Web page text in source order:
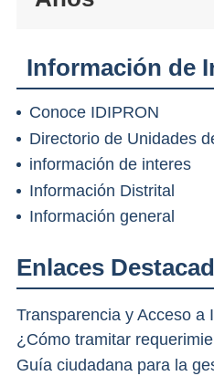
Información de
Conoce IDIPRON
Directorio de Unidades
información de interes
Información Distrital
Información general
Enlaces
Transparencia y Acceso a
¿Cómo tramitar
Guía ciudadana para la